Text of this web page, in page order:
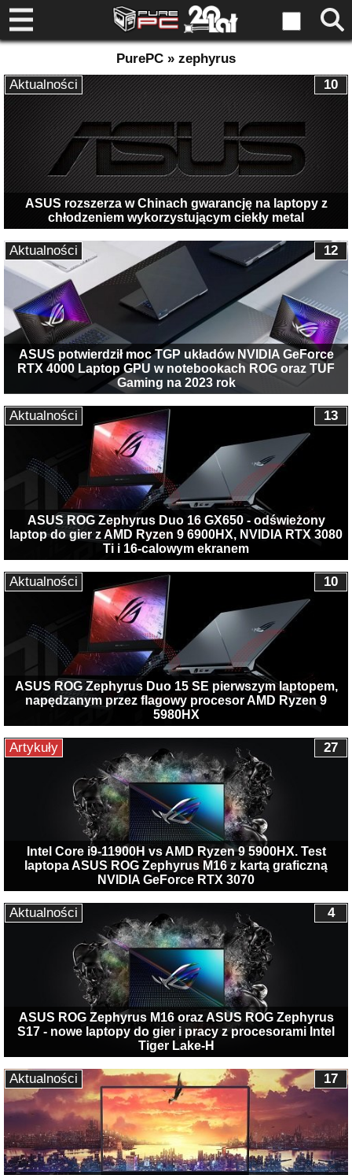
PurePC » zephyrus
ASUS rozszerza w Chinach gwarancję na laptopy z
chłodzeniem wykorzystującym ciekły metal
10
Aktualności
ASUS potwierdził moc TGP układów NVIDIA GeForce
RTX 4000 Laptop GPU w notebookach ROG oraz TUF
Gaming na 2023 rok
12
Aktualności
ASUS ROG Zephyrus Duo 16 GX650 - odświeżony
laptop do gier z AMD Ryzen 9 6900HX, NVIDIA RTX 3080
Ti i 16-calowym ekranem
13
Aktualności
ASUS ROG Zephyrus Duo 15 SE pierwszym laptopem,
napędzanym przez flagowy procesor AMD Ryzen 9
5980HX
10
Aktualności
Intel Core i9-11900H vs AMD Ryzen 9 5900HX. Test
laptopa ASUS ROG Zephyrus M16 z kartą graficzną
NVIDIA GeForce RTX 3070
27
Artykuły
ASUS ROG Zephyrus M16 oraz ASUS ROG Zephyrus
S17 - nowe laptopy do gier i pracy z procesorami Intel
Tiger Lake-H
4
Aktualności
17
Aktualności